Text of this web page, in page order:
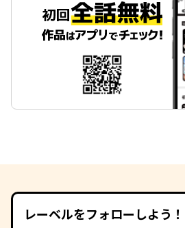
レーベルをフォローしよう！